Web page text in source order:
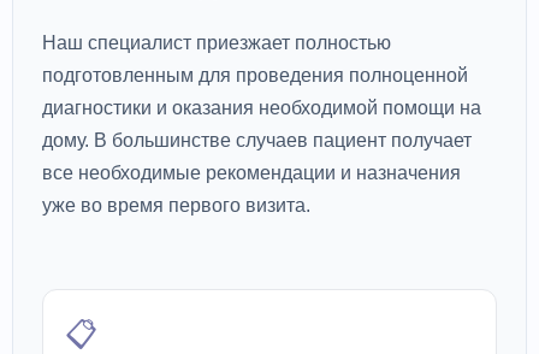
Наш специалист приезжает полностью
подготовленным для проведения полноценной
диагностики и оказания необходимой помощи на
дому. В большинстве случаев пациент получает
все необходимые рекомендации и назначения
уже во время первого визита.
📋